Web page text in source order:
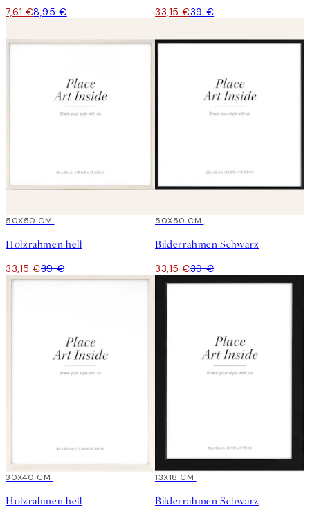
7,61 €8,95 € 33,15 €39 €
15%*
50X50 CM
Holzrahmen hell
33,15 €39 €
15%*
50X50 CM
Bilderrahmen Schwarz
33,15 €39 €
15%*
30X40 CM
Holzrahmen hell
15%*
13X18 CM
Bilderrahmen Schwarz